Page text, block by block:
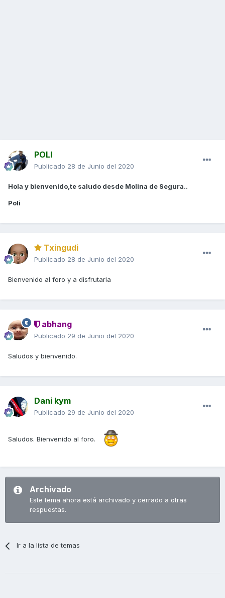
POLI
Publicado 28 de Junio del 2020
Hola y bienvenido,te saludo desde Molina de Segura..
Poli
Txingudi
Publicado 28 de Junio del 2020
Bienvenido al foro y a disfrutarla
abhang
Publicado 29 de Junio del 2020
Saludos y bienvenido.
Dani kym
Publicado 29 de Junio del 2020
Saludos. Bienvenido al foro.
Archivado
Este tema ahora está archivado y cerrado a otras
respuestas.
Ir a la lista de temas